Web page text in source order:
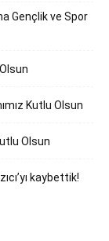
Gençlik ve Spor
Kutlu Olsun
Olsun
kaybettik!